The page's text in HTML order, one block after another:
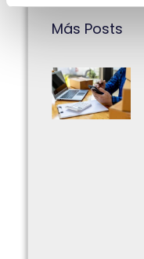
Más Posts